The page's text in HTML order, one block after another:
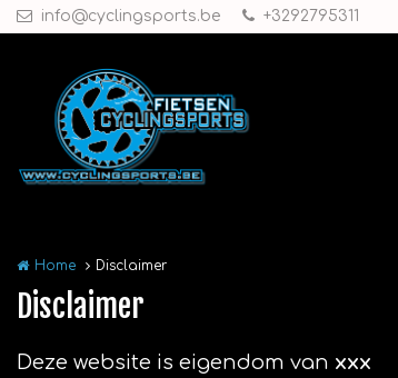
Overslaan en naar de inhoud gaan
info@cyclingsports.be +3292795311
Home Disclaimer
Disclaimer
Deze website is eigendom van xxx